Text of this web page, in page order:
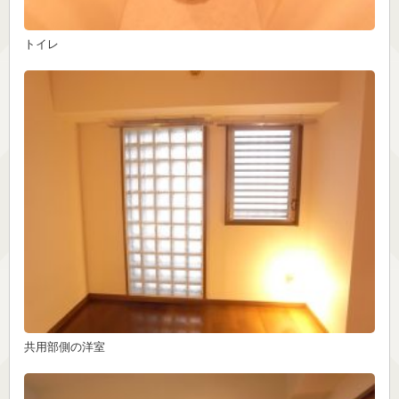
トイレ
共用部側の洋室